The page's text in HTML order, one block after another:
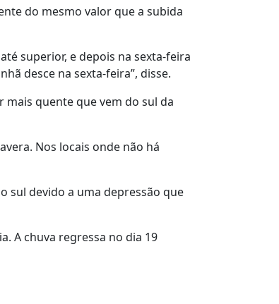
do mesmo valor que a subida
superior, e depois na sexta-feira
desce na sexta-feira”, disse.
mais quente que vem do sul da
Nos locais onde não há
sul devido a uma depressão que
A chuva regressa no dia 19